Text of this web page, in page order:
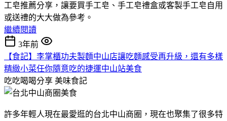
工皂推薦分享，讓要買手工皂、手工皂禮盒或客製手工皂自用
或送禮的大大做為參考。
繼續閱讀
3年前
【食記】李掌櫃功夫製麵中山店讓吃麵感受再升級，還有多樣
精緻小菜任你隨意吃的捷運中山站美食
吃吃喝喝分享 美味食記
許多年輕人現在最愛逛的台北中山商圈，現在也聚集了很多特